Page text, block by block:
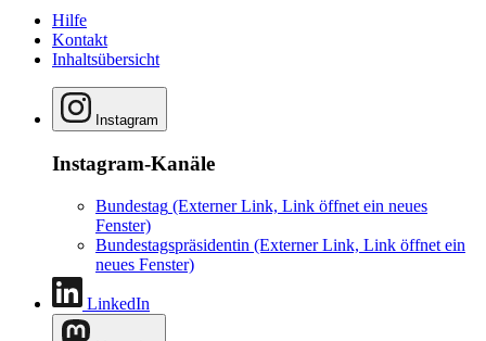
Hilfe
Kontakt
Inhaltsübersicht
Instagram
Instagram-Kanäle
Bundestag (Externer Link, Link öffnet ein neues
Fenster)
Bundestagspräsidentin (Externer Link, Link öffnet ein
neues Fenster)
LinkedIn